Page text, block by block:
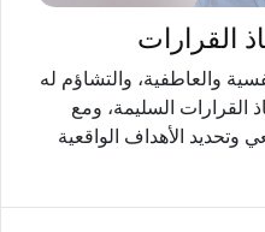
القرارات
والعاطفية، والتشاؤم له
القرارات السليمة، ومع
وتحديد الأهداف الواقعية